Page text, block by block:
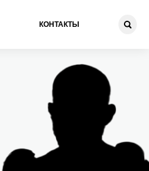
КОНТАКТЫ